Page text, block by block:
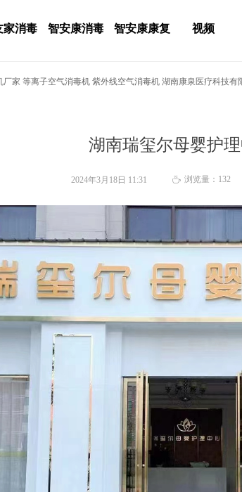
家消毒 智安康消毒 智安康康复 视频
湖南瑞玺尔母婴护
家 等离子空气消毒机 紫外线空气消毒机 湖南康泉医疗科技有
2024年3月18日 11:31 ꄘ 浏览量： 132